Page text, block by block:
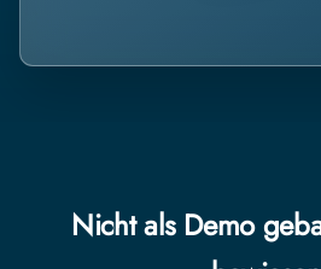
Nicht als Demo